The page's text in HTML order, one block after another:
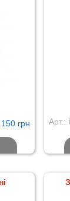
грн Арт.: